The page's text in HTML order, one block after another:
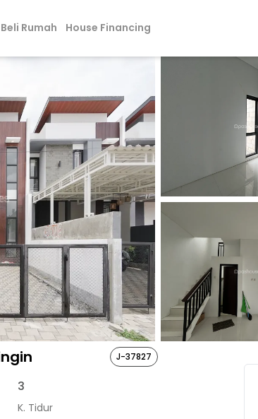
Beli Rumah House Financing
J-37827
3
K. Tidur